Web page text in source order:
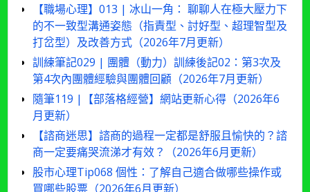
【職場心理】013 | 冰山一角： 聊聊人在極大壓力下
的不一致型溝通姿態（指責型、討好型、超理智型及
打岔型）及改善方式（2026年7月更新）
訓練筆記029 | 團體（動力）訓練後記02：第3次及
第4次內團體經驗與團體回顧（2026年7月更新）
隨筆119 |【部落格經營】網站更新心得（2026年6
月更新）
【諮商迷思】諮商的過程一定都是舒服且愉快的？諮
商一定要痛哭流涕才有效？（2026年6月更新）
股市心理Tip068 個性：了解自己適合做哪些操作或
買哪些股票（2026年6月更新）